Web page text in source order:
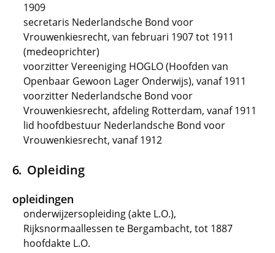
1909
secretaris Nederlandsche Bond voor
Vrouwenkiesrecht, van februari 1907 tot 1911
(medeoprichter)
voorzitter Vereeniging HOGLO (Hoofden van
Openbaar Gewoon Lager Onderwijs), vanaf 1911
voorzitter Nederlandsche Bond voor
Vrouwenkiesrecht, afdeling Rotterdam, vanaf 1911
lid hoofdbestuur Nederlandsche Bond voor
Vrouwenkiesrecht, vanaf 1912
Opleiding
opleidingen
onderwijzersopleiding (akte L.O.),
Rijksnormaallessen te Bergambacht, tot 1887
hoofdakte L.O.